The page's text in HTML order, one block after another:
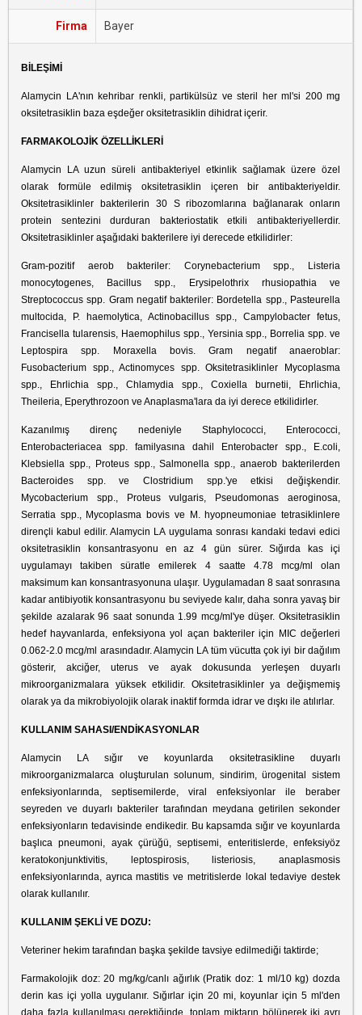
Firma Bayer
BİLEŞİMİ
Alamycin LA'nın kehribar renkli, partikülsüz ve steril her ml'si 200 mg
oksitetrasiklin baza eşdeğer oksitetrasiklin dihidrat içerir.
FARMAKOLOJİK ÖZELLİKLERİ
Alamycin LA uzun süreli antibakteriyel etkinlik sağlamak üzere özel
olarak formüle edilmiş oksitetrasiklin içeren bir antibakteriyeldir.
Oksitetrasiklinler bakterilerin 30 S ribozomlarına bağlanarak onların
protein sentezini durduran bakteriostatik etkili antibakteriyellerdir.
Oksitetrasiklinler aşağıdaki bakterilere iyi derecede etkilidirler:
Gram-pozitif aerob bakteriler: Corynebacterium spp., Listeria
monocytogenes, Bacillus spp., Erysipelothrix rhusiopathia ve
Streptococcus spp. Gram negatif bakteriler: Bordetella spp., Pasteurella
multocida, P. haemolytica, Actinobacillus spp., Campylobacter fetus,
Francisella tularensis, Haemophilus spp., Yersinia spp., Borrelia spp. ve
Leptospira spp. Moraxella bovis. Gram negatif anaeroblar:
Fusobacterium spp., Actinomyces spp. Oksitetrasiklinler Mycoplasma
spp., Ehrlichia spp., Chlamydia spp., Coxiella burnetii, Ehrlichia,
Theileria, Eperythrozoon ve Anaplasma'lara da iyi derece etkilidirler.
Kazanılmış direnç nedeniyle Staphylococci, Enterococci,
Enterobacteriacea spp. familyasına dahil Enterobacter spp., E.coli,
Klebsiella spp., Proteus spp., Salmonella spp., anaerob bakterilerden
Bacteroides spp. ve Clostridium spp.'ye etkisi değişkendir.
Mycobacterium spp., Proteus vulgaris, Pseudomonas aeroginosa,
Serratia spp., Mycoplasma bovis ve M. hyopneumoniae tetrasiklinlere
dirençli kabul edilir. Alamycin LA uygulama sonrası kandaki tedavi edici
oksitetrasiklin konsantrasyonu en az 4 gün sürer. Sığırda kas içi
uygulamayı takiben süratle emilerek 4 saatte 4.78 mcg/ml olan
maksimum kan konsantrasyonuna ulaşır. Uygulamadan 8 saat sonrasına
kadar antibiyotik konsantrasyonu bu seviyede kalır, daha sonra yavaş bir
şekilde azalarak 96 saat sonunda 1.99 mcg/ml'ye düşer. Oksitetrasiklin
hedef hayvanlarda, enfeksiyona yol açan bakteriler için MIC değerleri
0.062-2.0 mcg/ml arasındadır. Alamycin LA tüm vücutta çok iyi bir dağılım
gösterir, akciğer, uterus ve ayak dokusunda yerleşen duyarlı
mikroorganizmalara yüksek etkilidir. Oksitetrasiklinler ya değişmemiş
olarak ya da mikrobiyolojik olarak inaktif formda idrar ve dışkı ile atılırlar.
KULLANIM SAHASI/ENDİKASYONLAR
Alamycin LA sığır ve koyunlarda oksitetrasikline duyarlı
mikroorganizmalarca oluşturulan solunum, sindirim, ürogenital sistem
enfeksiyonlarında, septisemilerde, viral enfeksiyonlar ile beraber
seyreden ve duyarlı bakteriler tarafından meydana getirilen sekonder
enfeksiyonların tedavisinde endikedir. Bu kapsamda sığır ve koyunlarda
başlıca pneumoni, ayak çürüğü, septisemi, enteritislerde, enfeksiyöz
keratokonjunktivitis, leptospirosis, listeriosis, anaplasmosis
enfeksiyonlarında, ayrıca mastitis ve metritislerde lokal tedaviye destek
olarak kullanılır.
KULLANIM ŞEKLİ VE DOZU:
Veteriner hekim tarafından başka şekilde tavsiye edilmediği taktirde;
Farmakolojik doz: 20 mg/kg/canlı ağırlık (Pratik doz: 1 ml/10 kg) dozda
derin kas içi yolla uygulanır. Sığırlar için 20 mi, koyunlar için 5 ml'den
daha fazla kullanılması gerektiğinde, toplam miktarın bölünerek iki ayrı